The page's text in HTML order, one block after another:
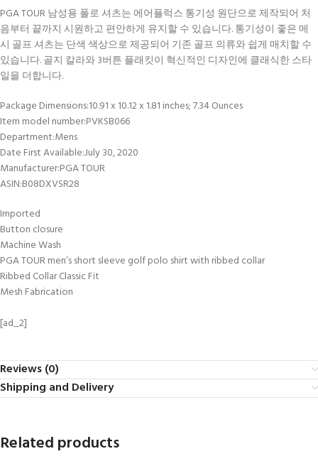
PGA TOUR 남성용 폴로 셔츠는 에어플럭스 통기성 원단으로 제작되어 처
음부터 끝까지 시원하고 편안하게 유지할 수 있습니다. 통기성이 좋은 메
시 골프 셔츠는 단색 색상으로 제공되어 기존 골프 의류와 쉽게 매치할 수
있습니다. 골지 칼라와 3버튼 플래킷이 혁신적인 디자인에 클래식한 스타
일을 더합니다.
Package Dimensions‏:‎10.91 x 10.12 x 1.81 inches; 7.34 Ounces
Item model number‏:‎PVKSB066
Department‏:‎Mens
Date First Available‏:‎July 30, 2020
Manufacturer‏:‎PGA TOUR
ASIN‏:‎B08DXVSR28
Imported
Button closure
Machine Wash
PGA TOUR men’s short sleeve golf polo shirt with ribbed collar
Ribbed Collar Classic Fit
Mesh Fabrication
[ad_2]
Reviews (0)
Shipping and Delivery
Related products